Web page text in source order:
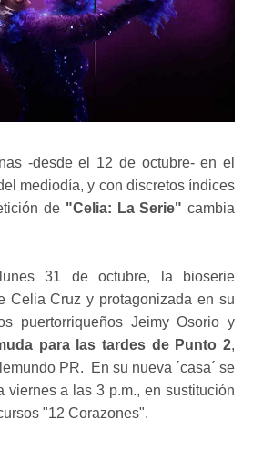
-desde el 12 de octubre- en el
mediodía, y con discretos índices
de "Celia: La Serie" cambia
31 de octubre, la bioserie
Celia Cruz y protagonizada en su
puertorriqueños Jeimy Osorio y
para las tardes de Punto 2,
PR. En su nueva ´casa´ se
viernes a las 3 p.m., en sustitución
"12 Corazones".